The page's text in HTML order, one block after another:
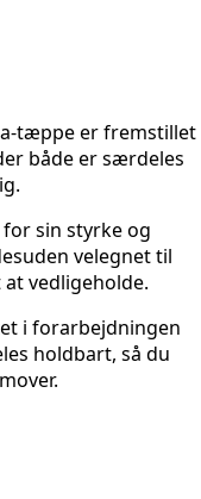
tæppe er fremstillet
både er særdeles
for sin styrke og
velegnet til
vedligeholde.
i forarbejdningen
holdbart, så du